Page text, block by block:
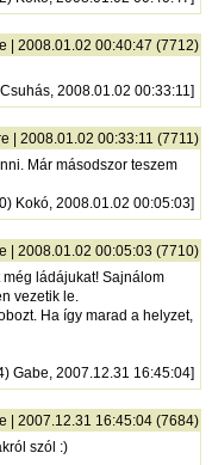
| 2008.01.02 00:40:47 (7712)
2008.01.02 00:33:11]
| 2008.01.02 00:33:11 (7711)
Már másodszor teszem
Kokó, 2008.01.02 00:05:03]
| 2008.01.02 00:05:03 (7710)
ládájukat! Sajnálom
vezetik le.
Ha így marad a helyzet,
Gabe, 2007.12.31 16:45:04]
| 2007.12.31 16:45:04 (7684)
szól :)